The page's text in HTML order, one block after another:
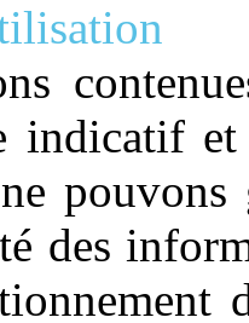
indicatif et
des